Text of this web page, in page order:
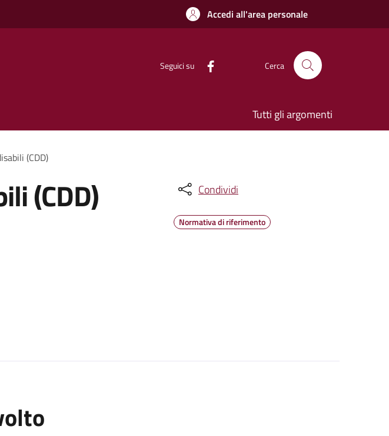
Accedi all'area personale
Seguici su Cerca
Tutti gli argomenti
(CDD)
(CDD) Condividi
Normativa di riferimento